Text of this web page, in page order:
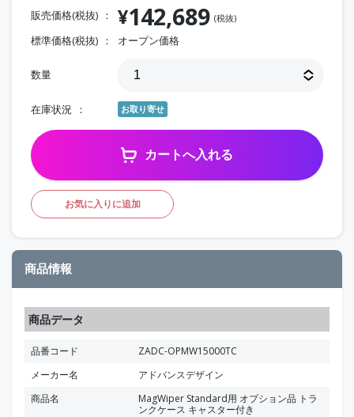
販売価格(税抜) ¥142,689 (税抜)
標準価格(税抜) オープン価格
数量
在庫状況 お取り寄せ
カートへ入れる
お気に入りに追加
商品情報
商品データ
品番コード
ZADC-OPMW15000TC
メーカー名
アドバンスデザイン
商品名
MagWiper Standard用 オプション品 トラ
ンクケース キャスター付き